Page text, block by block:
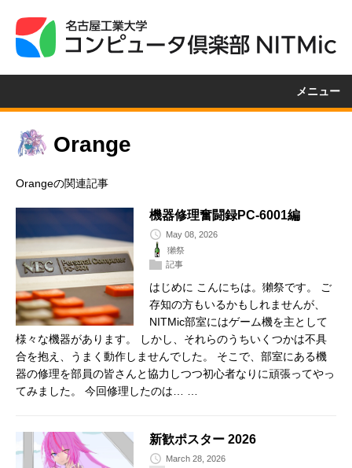
メニュー
Orange
Orangeの関連記事
機器修理奮闘録PC-6001編
May 08, 2026
獺祭
記事
はじめに こんにちは。獺祭です。 ご
存知の方もいるかもしれませんが、
NITMic部室にはゲーム機を主として
様々な機器があります。 しかし、それらのうちいくつかは不具
合を抱え、うまく動作しませんでした。 そこで、部室にある機
器の修理を部員の皆さんと協力しつつ初心者なりに頑張ってやっ
てみました。 今回修理したのは… …
新歓ポスター 2026
March 28, 2026